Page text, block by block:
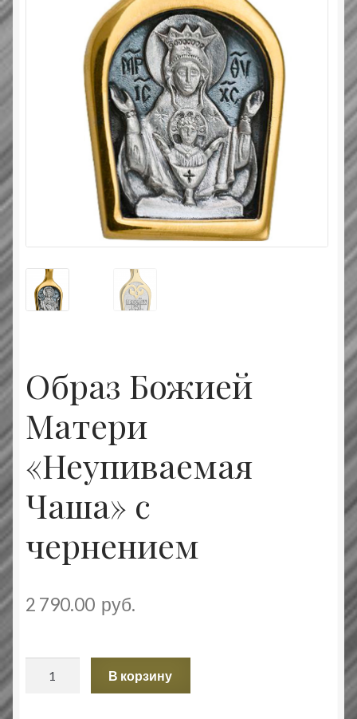
Типовой договор
Контактная информация
Оплата и доставка
Православные подарки
Образ Божией
Матери
«Неупиваемая
Чаша» с
чернением
2 790.00 руб.
В корзину